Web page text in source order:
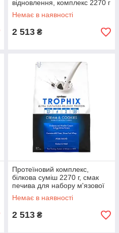
відновлення, комплекс 2270 г
із полуничним смаком
Syntrax
Немає в наявності
2 513 ₴
Протеїновий комплекс,
білкова суміш 2270 г, смак
печива для набору м'язової
маси Syntrax Trophix
Немає в наявності
2 513 ₴